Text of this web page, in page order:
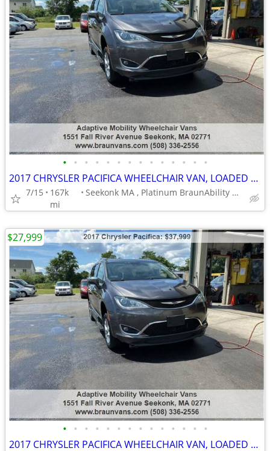
• • • • • • • • • • • • • •
2017 CHRYSLER PACIFICA WHEELCHAIR VAN, LOADED FULL POWER
7/15
167k
mi
Seekonk MA , Platinum BraunAbility Dealer
• • • • • • • • • • • • • •
2017 CHRYSLER PACIFICA WHEELCHAIR VAN, LOADED FULL POWER
$27,999